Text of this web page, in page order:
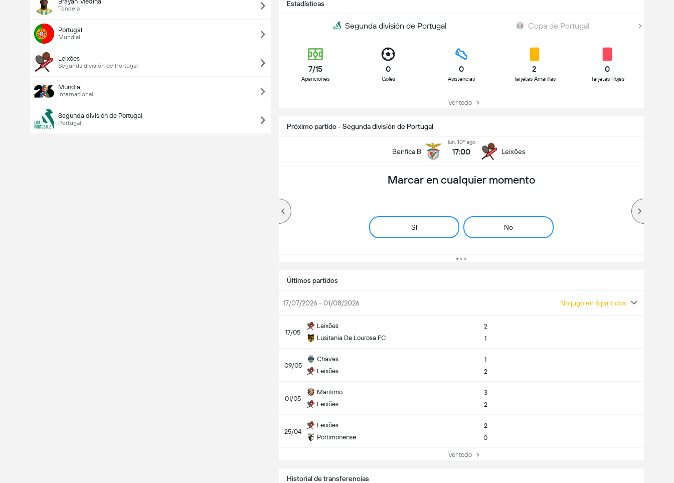
Tondela
Portugal
Mundial
Leixões
Segunda división de Portugal
Mundial
Internacional
Segunda división de Portugal
Portugal
Estadísticas
Segunda división de Portugal Copa de Portugal
7/15
Apariciones
0
Goles
0
Asistencias
2
Tarjetas Amarillas
0
Tarjetas Rojas
Ver todo
Próximo partido - Segunda división de Portugal
Benfica B
lun, 10º ago
17:00 Leixões
Marcar en cualquier momento
Si No
Últimos partidos
17/07/2026 - 01/08/2026 No jugó en 6 partidos
17/05
Leixões
Lusitania De Lourosa FC
2
1
09/05
Chaves
Leixões
1
2
01/05
Maritimo
Leixões
3
2
25/04
Leixões
Portimonense
2
0
Ver todo
Historial de transferencias